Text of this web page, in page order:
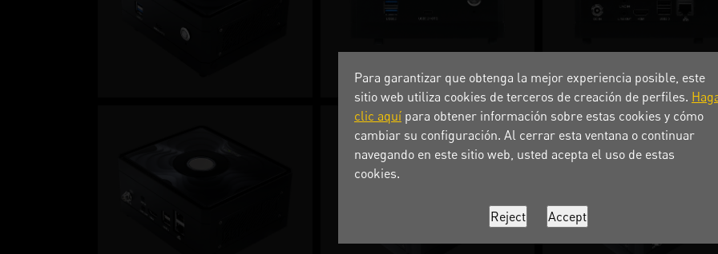
Para garantizar que obtenga la mejor experiencia posible, este
sitio web utiliza cookies de terceros de creación de perfiles.
clic aquí para obtener información sobre estas cookies y cómo
cambiar su configuración. Al cerrar esta ventana o continuar
navegando en este sitio web, usted acepta el uso de estas
cookies.